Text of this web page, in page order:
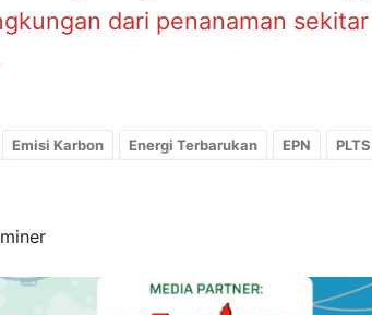
dari penanaman
Emisi Karbon Energi Terbarukan EPN